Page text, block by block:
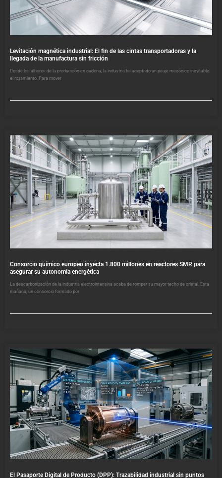
Levitación magnética industrial: El fin de las cintas transportadoras y la
llegada de la manufactura sin fricción
Desde los albores de la producción en cadena, la industria ha aceptado un peaje mecánico inevitable:
el rozamiento. Para mover
Consorcio químico europeo inyecta 1.800 millones en reactores SMR para
asegurar su autonomía energética
La descarbonización de la industria electrointensiva acaba de romper su mayor techo de cristal. Esta
mañana, un consorcio formado por
El Pasaporte Digital de Producto (DPP): Trazabilidad industrial sin puntos